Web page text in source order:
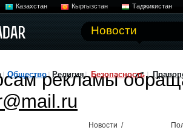
Казахстан Кыргызстан Таджикистан
Новости
Общество Религия Безопасность
рекламы
Новости /